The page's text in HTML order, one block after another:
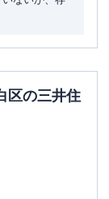
区の三井住